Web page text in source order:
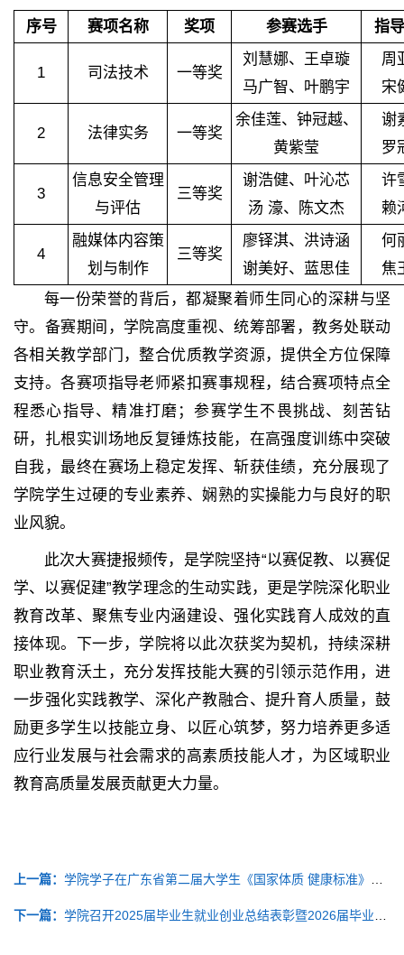
序号 赛项名称 奖项 参赛选手 指
1 司法技术 一等奖
刘慧娜、王卓璇
马广智、叶鹏宇
周
宋
2 法律实务 一等奖
余佳莲、钟冠越、
黄紫莹
谢
罗
3
信息安全管理
与评估
三等奖
谢浩健、叶沁芯
汤 濠、陈文杰
许
赖
4
融媒体内容策
划与制作
三等奖
廖铎淇、洪诗涵
谢美好、蓝思佳
何
焦
每一份荣誉的背后，都凝聚着师生同心的深耕与坚
守。备赛期间，学院高度重视、统筹部署，教务处联动
各相关教学部门，整合优质教学资源，提供全方位保障
支持。各赛项指导老师紧扣赛事规程，结合赛项特点全
程悉心指导、精准打磨；参赛学生不畏挑战、刻苦钻
研，扎根实训场地反复锤炼技能，在高强度训练中突破
自我，最终在赛场上稳定发挥、斩获佳绩，充分展现了
学院学生过硬的专业素养、娴熟的实操能力与良好的职
业风貌。
此次大赛捷报频传，是学院坚持“以赛促教、以赛促
学、以赛促建”教学理念的生动实践，更是学院深化职业
教育改革、聚焦专业内涵建设、强化实践育人成效的直
接体现。下一步，学院将以此次获奖为契机，持续深耕
职业教育沃土，充分发挥技能大赛的引领示范作用，进
一步强化实践教学、深化产教融合、提升育人质量，鼓
励更多学生以技能立身、以匠心筑梦，努力培养更多适
应行业发展与社会需求的高素质技能人才，为区域职业
教育高质量发展贡献更大力量。
上一篇： 学院学子在广东省第二届大学生《国家体质 健康标准》测试赛中斩获佳绩
下一篇： 学院召开2025届毕业生就业创业总结表彰暨2026届毕业生就业创业工作部署会议